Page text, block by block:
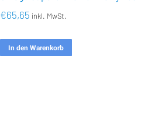
€65,65 inkl. MwSt.
In den Warenkorb